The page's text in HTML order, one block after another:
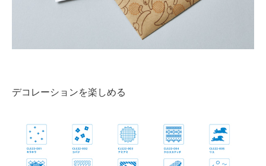
デコレーションを楽しめる